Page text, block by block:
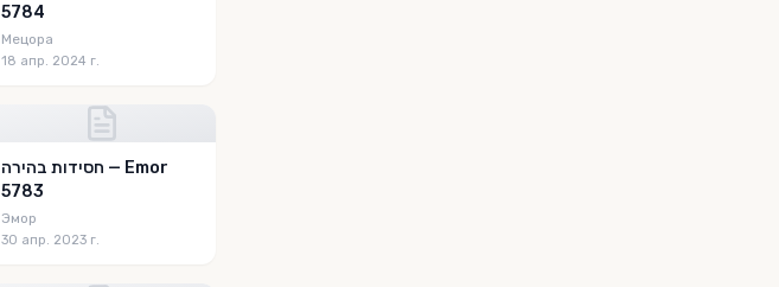
5784
Мецора
18 апр. 2024 г.
חסידות בהירה — Emor
5783
Эмор
30 апр. 2023 г.